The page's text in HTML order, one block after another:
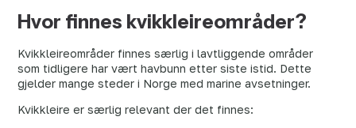
Hvor finnes kvikkleireområder?
Kvikkleireområder finnes særlig i lavtliggende områder
som tidligere har vært havbunn etter siste istid. Dette
gjelder mange steder i Norge med marine avsetninger.
Kvikkleire er særlig relevant der det finnes: